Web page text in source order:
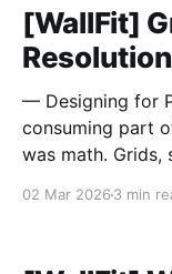
[WallFit]
— Designing for
consuming part
was math. Grids, spacing, aspect ratios — these look
02 Mar 2026 3 min